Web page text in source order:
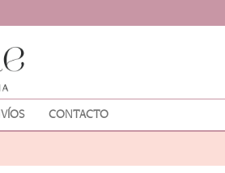
CONTACTO